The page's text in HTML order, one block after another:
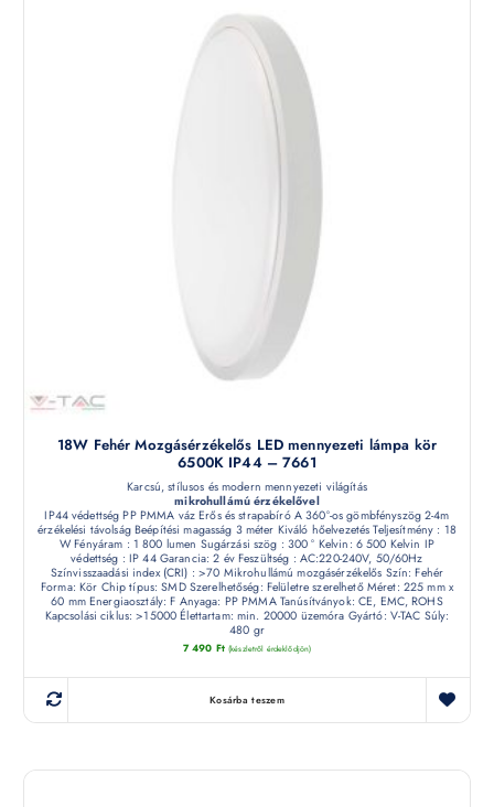
18W Fehér Mozgásérzékelős LED mennyezeti lámpa kör
6500K IP44 – 7661
Karcsú, stílusos és modern mennyezeti világítás
mikrohullámú érzékelővel
IP44 védettség PP PMMA váz Erős és strapabíró A 360°-os gömbfényszög 2-4m
érzékelési távolság Beépítési magasság 3 méter Kiváló hőelvezetés Teljesítmény : 18
W Fényáram : 1 800 lumen Sugárzási szög : 300 ° Kelvin: 6 500 Kelvin IP
védettség : IP 44 Garancia: 2 év Feszültség : AC:220-240V, 50/60Hz
Színvisszaadási index (CRI) : >70 Mikrohullámú mozgásérzékelős Szín: Fehér
Forma: Kör Chip típus: SMD Szerelhetőség: Felületre szerelhető Méret: 225 mm x
60 mm Energiaosztály: F Anyaga: PP PMMA Tanúsítványok: CE, EMC, ROHS
Kapcsolási ciklus: >15000 Élettartam: min. 20000 üzemóra Gyártó: V-TAC Súly:
480 gr
7 490 Ft (készletről érdeklődjön)
Kosárba teszem